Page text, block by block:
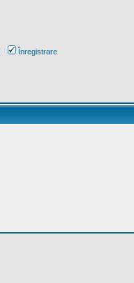
Înregistrare